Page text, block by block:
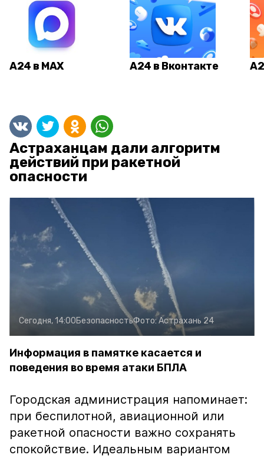
А24 в MAX А24 в Вконтакте
Астраханцам дали алгоритм
действий при ракетной
опасности
Сегодня, 14:00БезопасностьФото:Астрахань 24
Информация в памятке касается и
поведения во время атаки БПЛА
Городская администрация напоминает:
при беспилотной, авиационной или
ракетной опасности важно сохранять
спокойствие. Идеальным вариантом